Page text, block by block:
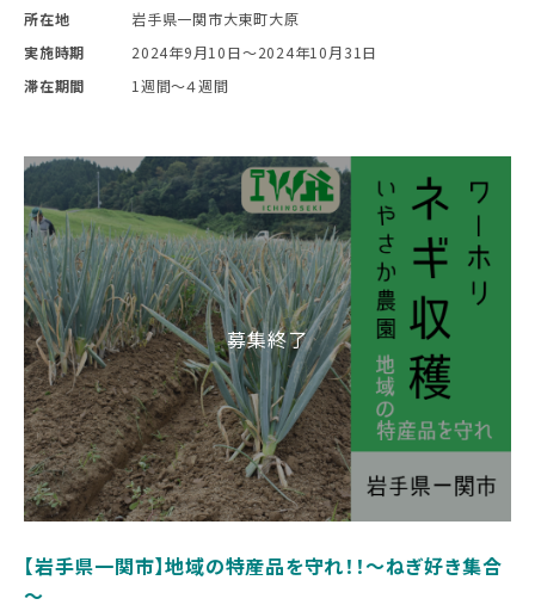
所在地
岩手県一関市大東町大原
実施時期
2024年9月10日〜2024年10月31日
滞在期間
1週間～４週間
【岩手県一関市】地域の特産品を守れ！！～ねぎ好き集合
～